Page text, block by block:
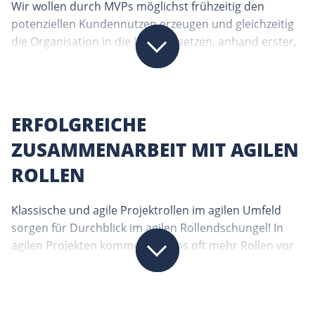
Wir wollen durch MVPs möglichst frühzeitig den
potenziellen Kundennutzen erzeugen und gleichzeitig
die Organisation in die Lage versetzen, anhand erster,
produktiver Tests die nächsten, sinnvollen Schritte für
ERFOLGREICHE
ZUSAMMENARBEIT MIT AGILEN
ROLLEN
Klassische und agile Projektrollen im agilen Umfeld
sorgen für Durchblick im agilen Rollendschungel! In
agilen Projekten kommen bei uns oft mehr Rollen vor
als nur Scrum Master, Agile Coaches, Product Owner